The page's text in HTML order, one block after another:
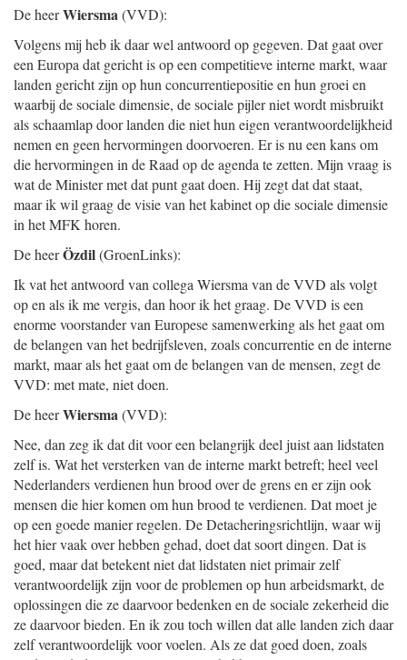
De heerWiersma(VVD):
Volgens mij heb ik daar wel antwoord op gegeven. Dat gaat over
een Europa dat gericht is op een competitieve interne markt, waar
landen gericht zijn op hun concurrentiepositie en hun groei en
waarbij de sociale dimensie, de sociale pijler niet wordt misbruikt
als schaamlap door landen die niet hun eigen verantwoordelijkheid
nemen en geen hervormingen doorvoeren. Er is nu een kans om
die hervormingen in de Raad op de agenda te zetten. Mijn vraag is
wat de Minister met dat punt gaat doen. Hij zegt dat dat staat,
maar ik wil graag de visie van het kabinet op die sociale dimensie
in het MFK horen.
De heerÖzdil(GroenLinks):
Ik vat het antwoord van collega Wiersma van de VVD als volgt
op en als ik me vergis, dan hoor ik het graag. De VVD is een
enorme voorstander van Europese samenwerking als het gaat om
de belangen van het bedrijfsleven, zoals concurrentie en de interne
markt, maar als het gaat om de belangen van de mensen, zegt de
VVD: met mate, niet doen.
De heerWiersma(VVD):
Nee, dan zeg ik dat dit voor een belangrijk deel juist aan lidstaten
zelf is. Wat het versterken van de interne markt betreft; heel veel
Nederlanders verdienen hun brood over de grens en er zijn ook
mensen die hier komen om hun brood te verdienen. Dat moet je
op een goede manier regelen. De Detacheringsrichtlijn, waar wij
het hier vaak over hebben gehad, doet dat soort dingen. Dat is
goed, maar dat betekent niet dat lidstaten niet primair zelf
verantwoordelijk zijn voor de problemen op hun arbeidsmarkt, de
oplossingen die ze daarvoor bedenken en de sociale zekerheid die
ze daarvoor bieden. En ik zou toch willen dat alle landen zich daar
zelf verantwoordelijk voor voelen. Als ze dat goed doen, zoals